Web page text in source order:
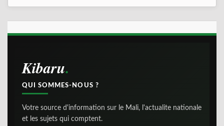
Kibaru
QUI SOMMES-NOUS ?
Votre source d'information sur le Mali, l'actualite nationale
et les sujets qui comptent.